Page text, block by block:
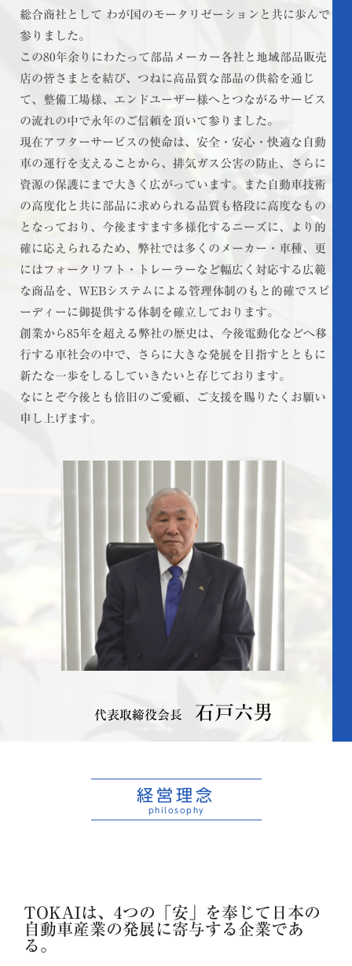
総合商社として わが国のモータリゼーションと共に歩んで
参りました。
この80年余りにわたって部品メーカー各社と地域部品販売
店の皆さまとを結び、つねに高品質な部品の供給を通じ
て、整備工場様、エンドユーザー様へとつながるサービス
の流れの中で永年のご信頼を頂いて参りました。
現在アフターサービスの使命は、安全・安心・快適な自動
車の運行を支えることから、排気ガス公害の防止、さらに
資源の保護にまで大きく広がっています。また自動車技術
の高度化と共に部品に求められる品質も格段に高度なもの
となっており、今後ますます多様化するニーズに、より的
確に応えられるため、弊社では多くのメーカー・車種、更
にはフォークリフト・トレーラーなど幅広く対応する広範
な商品を、WEBシステムによる管理体制のもと的確でスピ
ーディーに御提供する体制を確立しております。
創業から85年を超える弊社の歴史は、今後電動化などへ移
行する車社会の中で、さらに大きな発展を目指すとともに
新たな一歩をしるしていきたいと存じております。
なにとぞ今後とも倍旧のご愛顧、ご支援を賜りたくお願い
申し上げます。
代表取締役会長 石戸六男
経営理念
philosophy
TOKAIは、4つの「安」を奉じて日本の
自動車産業の発展に寄与する企業であ
る。